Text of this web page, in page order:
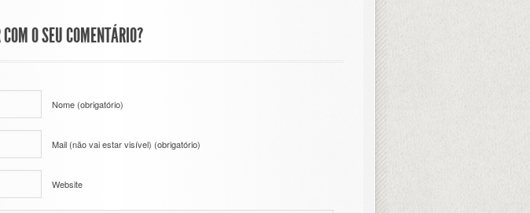
O SEU COMENTÁRIO?
Nome (obrigatório)
Mail (não vai estar visível) (obrigatório)
Website